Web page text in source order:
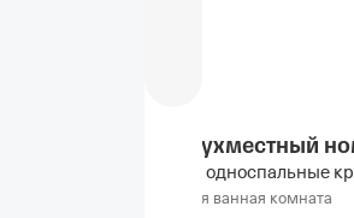
Двухместный
2 односпальные
Своя ванная комната